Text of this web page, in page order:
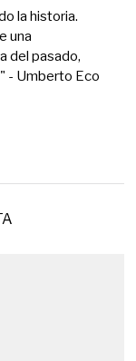
la historia.
una
del pasado,
- Umberto Eco